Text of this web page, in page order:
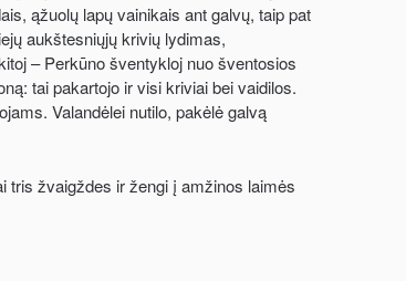
ąžuolų lapų vainikais ant galvų, taip pat
aukštesniųjų krivių lydimas,
– Perkūno šventykloj nuo šventosios
tai pakartojo ir visi kriviai bei vaidilos.
Valandėlei nutilo, pakėlė galvą
tris žvaigždes ir žengi į amžinos laimės